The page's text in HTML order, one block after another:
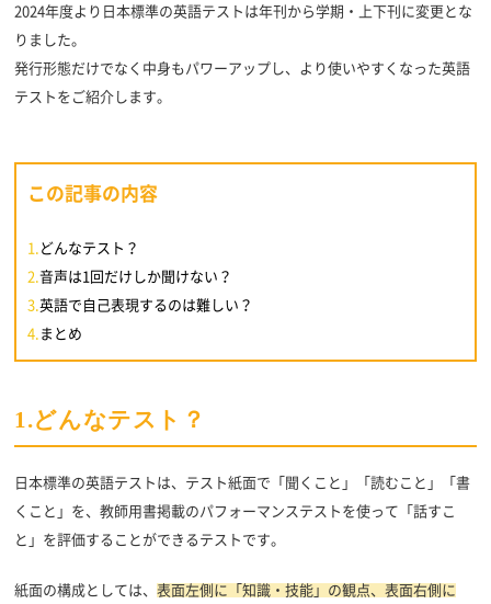
2024年度より日本標準の英語テストは年刊から学期・上下刊に変更とな
りました。
発行形態だけでなく中身もパワーアップし、より使いやすくなった英語
テストをご紹介します。
この記事の内容
1.
どんなテスト？
2. 音声は1回だけしか聞けない？
3. 英語で自己表現するのは難しい？
4. まとめ
1.どんなテスト？
日本標準の英語テストは、テスト紙面で「聞くこと」「読むこと」「書
くこと」を、教師用書掲載のパフォーマンステストを使って「話すこ
と」を評価することができるテストです。
紙面の構成としては、 表面左側に「知識・技能」の観点、表面右側に